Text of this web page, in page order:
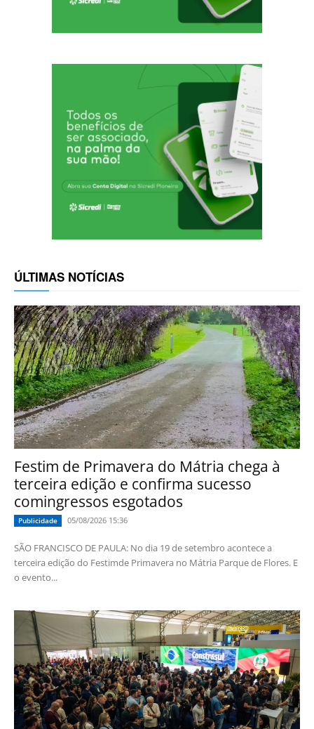
ÚLTIMAS NOTÍCIAS
Festim de Primavera do Mátria chega à
terceira edição e confirma sucesso
comingressos esgotados
Publicidade 05/08/2026 15:36
SÃO FRANCISCO DE PAULA: No dia 19 de setembro acontece a
terceira edição do Festimde Primavera no Mátria Parque de Flores. E
o evento...